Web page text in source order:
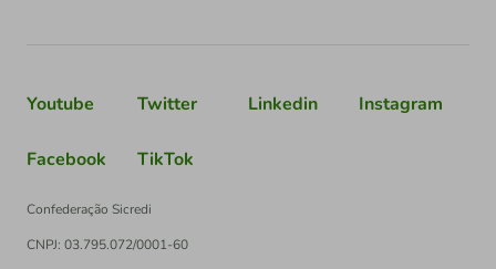
Youtube Twitter Linkedin Instagram
Facebook TikTok
Confederação Sicredi
CNPJ: 03.795.072/0001-60